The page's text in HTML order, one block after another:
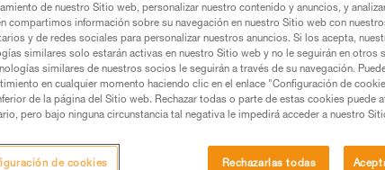
El magnesio en polvo
escalada. Está
necesidades de los
Buscar un punto de
de nuestro Sitio web, personalizar nuestro contenido y anuncios, y
compartimos información sobre su navegación en nuestro Sitio web con
y de redes sociales para personalizar nuestros anuncios. Si los acepta,
similares solo estarán activas en nuestro Sitio web y no le seguirán en otros
similares de nuestros socios le seguirán a través de su navegación.
en cualquier momento haciendo clic en el enlace "Configuración de
de la página del Sitio web. Rechazar todas o parte de estas cookies puede
pero bajo ninguna circunstancia tal negativa le impedirá acceder a nuestro
Rechazarlas todas
de cookies